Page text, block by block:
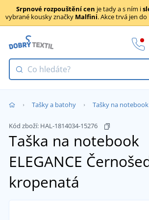
Srpnové rozpouštění cen je tady a s ním i
vybrané kousky značky Malfini. Akce trvá jen do
Tašky a batohy Tašky na notebook
Kód zboží: HAL-1814034-15276
Taška na notebook
ELEGANCE
kropenatá